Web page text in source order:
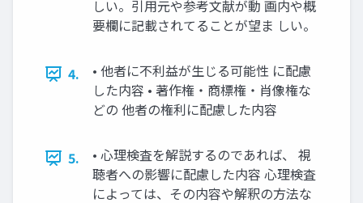
しい。引用元や参考文献が動 画内や概
要欄に記載されてることが望ま しい。
4.
• 他者に不利益が生じる可能性 に配慮
した内容 • 著作権・商標権・肖像権な
どの 他者の権利に配慮した内容
5.
• 心理検査を解説するのであれば、 視
聴者への影響に配慮した内容 心理検査
によっては、その内容や解釈の方法な